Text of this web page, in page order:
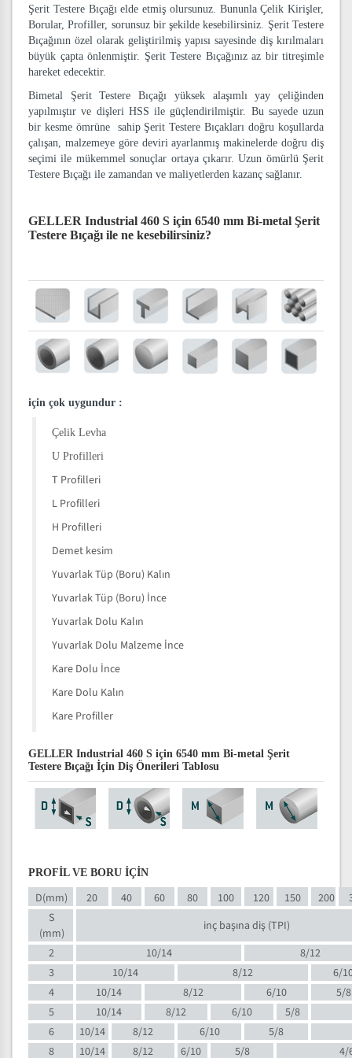
Şerit Testere Bıçağı elde etmiş olursunuz. Bununla Çelik Kirişler,
Borular, Profiller, sorunsuz bir şekilde kesebilirsiniz. Şerit Testere
Bıçağının özel olarak geliştirilmiş yapısı sayesinde diş kırılmaları
büyük çapta önlenmiştir. Şerit Testere Bıçağınız az bir titreşimle
hareket edecektir.
Bimetal Şerit Testere Bıçağı yüksek alaşımlı yay çeliğinden
yapılmıştır ve dişleri HSS ile güçlendirilmiştir. Bu sayede uzun
bir kesme ömrüne sahip Şerit Testere Bıçakları doğru koşullarda
çalışan, malzemeye göre deviri ayarlanmış makinelerde doğru diş
seçimi ile mükemmel sonuçlar ortaya çıkarır. Uzun ömürlü Şerit
Testere Bıçağı ile zamandan ve maliyetlerden kazanç sağlanır.
GELLER Industrial 460 S için 6540 mm Bi-metal Şerit
Testere Bıçağı ile ne kesebilirsiniz?
için çok uygundur :
Çelik Levha
U Profilleri
T Profilleri
L Profilleri
H Profilleri
Demet kesim
Yuvarlak Tüp (Boru) Kalın
Yuvarlak Tüp (Boru) İnce
Yuvarlak Dolu Kalın
Yuvarlak Dolu Malzeme İnce
Kare Dolu İnce
Kare Dolu Kalın
Kare Profiller
GELLER Industrial 460 S için 6540 mm Bi-metal Şerit
Testere Bıçağı İçin Diş Önerileri Tablosu
PROFİL VE BORU İÇİN
D(mm) 20 40 60 80 100 120 150 200
S
(mm)
inç başına diş (TPI)
2
10/14
8/12
3
10/14 8/12
6/
4
10/14 8/12 6/10
5/8
5
10/14 8/12 6/10
5/8
6
10/14 8/12 6/10
5/8
8
10/14 8/12 6/10 5/8
4/